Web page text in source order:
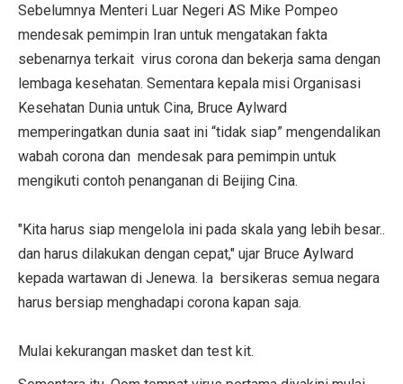
Sebelumnya Menteri Luar Negeri AS Mike Pompeo
mendesak pemimpin Iran untuk mengatakan fakta
sebenarnya terkait virus corona dan bekerja sama dengan
lembaga kesehatan. Sementara kepala misi Organisasi
Kesehatan Dunia untuk Cina, Bruce Aylward
memperingatkan dunia saat ini “tidak siap” mengendalikan
wabah corona dan mendesak para pemimpin untuk
mengikuti contoh penanganan di Beijing Cina.
"Kita harus siap mengelola ini pada skala yang lebih besar..
dan harus dilakukan dengan cepat," ujar Bruce Aylward
kepada wartawan di Jenewa. Ia bersikeras semua negara
harus bersiap menghadapi corona kapan saja.
Mulai kekurangan masket dan test kit.